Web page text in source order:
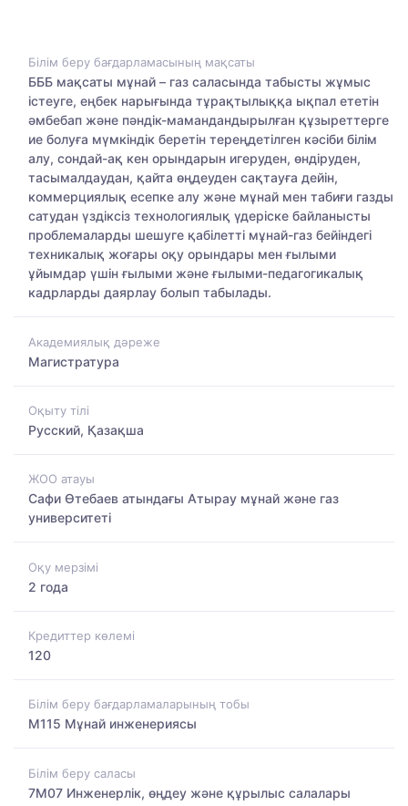
Білім беру бағдарламасының мақсаты
БББ мақсаты мұнай – газ саласында табысты жұмыс
істеуге, еңбек нарығында тұрақтылыққа ықпал ететін
әмбебап және пәндік-мамандандырылған құзыреттерге
ие болуға мүмкіндік беретін тереңдетілген кәсіби білім
алу, сондай-ақ кен орындарын игеруден, өндіруден,
тасымалдаудан, қайта өңдеуден сақтауға дейін,
коммерциялық есепке алу және мұнай мен табиғи газды
сатудан үздіксіз технологиялық үдеріске байланысты
проблемаларды шешуге қабілетті мұнай-газ бейіндегі
техникалық жоғары оқу орындары мен ғылыми
ұйымдар үшін ғылыми және ғылыми-педагогикалық
кадрларды даярлау болып табылады.
Академиялық дәреже
Магистратура
Оқыту тілі
Русский, Қазақша
ЖОО атауы
Сафи Өтебаев атындағы Атырау мұнай және газ
университеті
Оқу мерзімі
2 года
Кредиттер көлемі
120
Білім беру бағдарламаларының тобы
M115 Мұнай инженериясы
Білім беру саласы
7M07 Инженерлік, өңдеу және құрылыс салалары